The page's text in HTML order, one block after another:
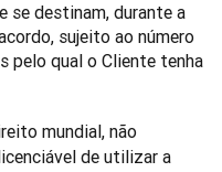
se destinam, durante a
sujeito ao número
pelo qual o Cliente tenha
mundial, não
de utilizar a